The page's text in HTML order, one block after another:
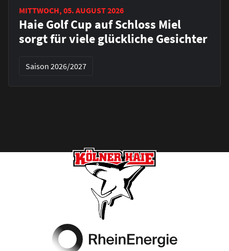
MITTWOCH, 05. AUGUST 2026
Haie Golf Cup auf Schloss Miel
sorgt für viele glückliche Gesichter
Saison 2026/2027